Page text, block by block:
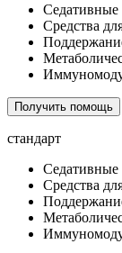
Седативные
Средства
Получить помощь
стандарт
Седативные
Средства